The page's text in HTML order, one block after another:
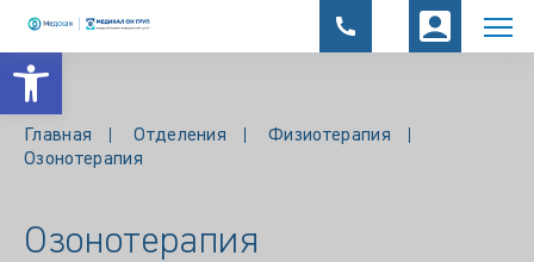
Открыть панель инструментов
Главная Отделения
Физиотерапия
Озонотерапия
Озонотерапия